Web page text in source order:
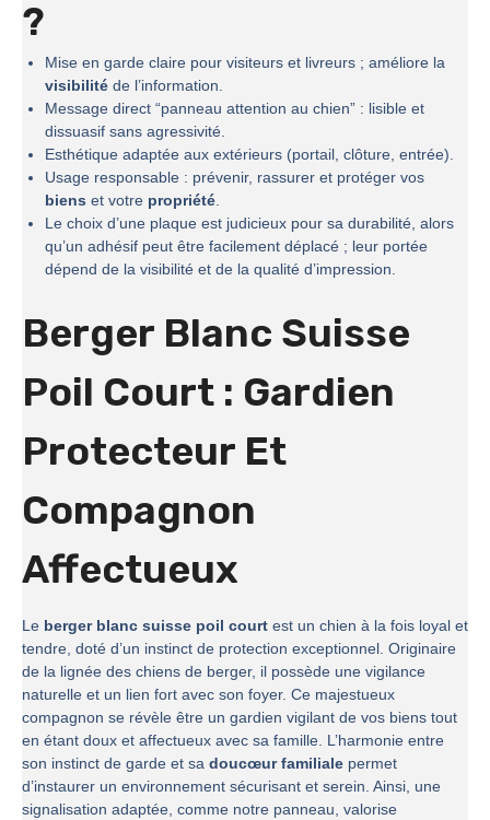
?
Mise en garde claire pour visiteurs et livreurs ; améliore la
visibilité de l’information.
Message direct “panneau attention au chien” : lisible et
dissuasif sans agressivité.
Esthétique adaptée aux extérieurs (portail, clôture, entrée).
Usage responsable : prévenir, rassurer et protéger vos
biens et votre propriété.
Le choix d’une plaque est judicieux pour sa durabilité, alors
qu’un adhésif peut être facilement déplacé ; leur portée
dépend de la visibilité et de la qualité d’impression.
Berger Blanc Suisse
Poil Court : Gardien
Protecteur Et
Compagnon
Affectueux
Le berger blanc suisse poil court est un chien à la fois loyal et
tendre, doté d’un instinct de protection exceptionnel. Originaire
de la lignée des chiens de berger, il possède une vigilance
naturelle et un lien fort avec son foyer. Ce majestueux
compagnon se révèle être un gardien vigilant de vos biens tout
en étant doux et affectueux avec sa famille. L’harmonie entre
son instinct de garde et sa doucœur familiale permet
d’instaurer un environnement sécurisant et serein. Ainsi, une
signalisation adaptée, comme notre panneau, valorise